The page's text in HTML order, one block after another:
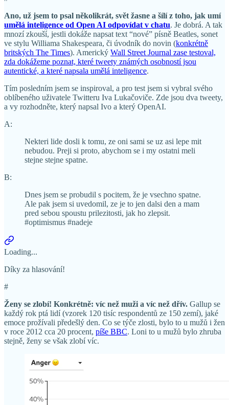
Ano, už jsem to psal několikrát, svět žasne a šílí z toho, jak umí
umělá inteligence od Open AI odpovídat v chatu. Je dobrá. A tak
mnozí zkouší, jestli dokáže napsat text “nové” písně Beatles, sonet
ve stylu Williama Shakespeara, či úvodník do novin (konkrétně
britských The Times). Americký Wall Street Journal zase testoval,
zda dokážeme poznat, které tweety známých osobností jsou
autentické, a které napsala umělá inteligence.
Tím posledním jsem se inspiroval, a pro test jsem si vybral svého
oblíbeného uživatele Twitteru Iva Lukačoviče. Zde jsou dva tweety,
a vy rozhodněte, který napsal Ivo a který OpenAI.
A:
Nekteri lide dosli k tomu, ze oni sami se uz asi lepe mit
nebudou. Preji si proto, abychom se i my ostatni meli
stejne stejne spatne.
B:
Dnes jsem se probudil s pocitem, že je vsechno spatne.
Ale pak jsem si uvedomil, ze je to jen dalsi den a mam
pred sebou spoustu prilezitosti, jak ho zlepsit.
#optimismus #nadeje
Loading...
Díky za hlasování!
#
Ženy se zlobí! Konkrétně: víc než muži a víc než dřív. Gallup se
každý rok ptá lidí (vzorek 120 tisíc respondentů ze 150 zemí), jaké
emoce prožívali předešlý den. Co se týče zlosti, bylo to u mužů i žen
v roce 2012 cca 20 procent, píše BBC. Loni to u mužů bylo zhruba
stejně, ženy se však zlobí víc.